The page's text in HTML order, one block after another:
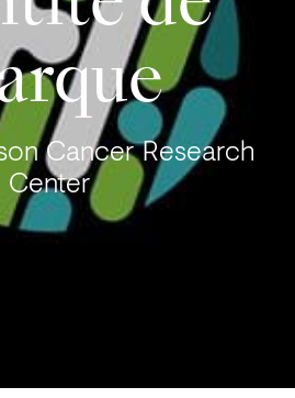
Cancer Research
Center